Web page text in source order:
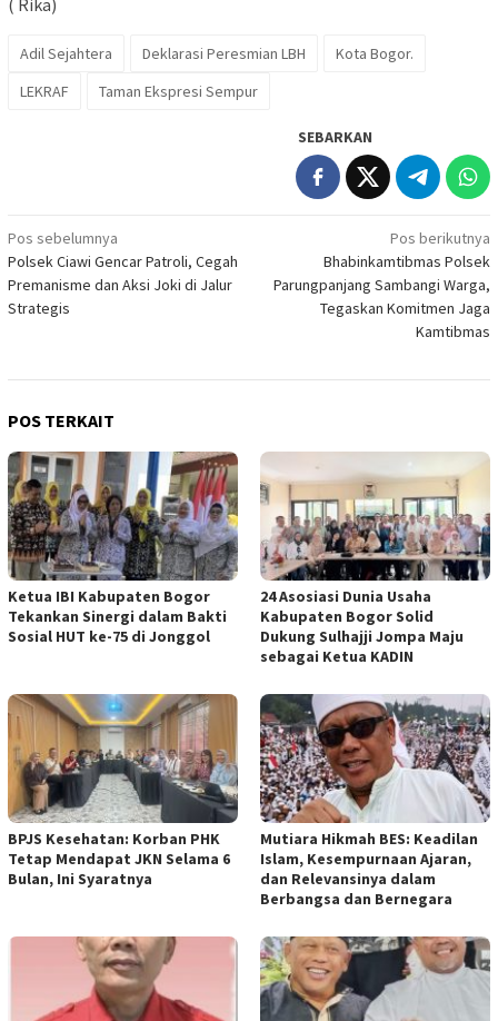
Adil Sejahtera Deklarasi Peresmian LBH
Kota Bogor.
LEKRAF
Taman Ekspresi Sempur
SEBARKAN
Navigasi
pos
Pos sebelumnya
Polsek Ciawi Gencar Patroli, Cegah
Premanisme dan Aksi Joki di Jalur
Strategis
Pos berikutnya
Bhabinkamtibmas Polsek
Parungpanjang Sambangi Warga,
Tegaskan Komitmen Jaga
Kamtibmas
POS TERKAIT
Ketua IBI Kabupaten Bogor
Tekankan Sinergi dalam Bakti
Sosial HUT ke-75 di Jonggol
24 Asosiasi Dunia Usaha
Kabupaten Bogor Solid
Dukung Sulhajji Jompa Maju
sebagai Ketua KADIN
BPJS Kesehatan: Korban PHK
Tetap Mendapat JKN Selama 6
Bulan, Ini Syaratnya
Mutiara Hikmah BES: Keadilan
Islam, Kesempurnaan Ajaran,
dan Relevansinya dalam
Berbangsa dan Bernegara